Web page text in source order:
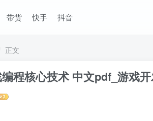
带货 快手 抖音
正文
程核心技术 中文pdf_游戏